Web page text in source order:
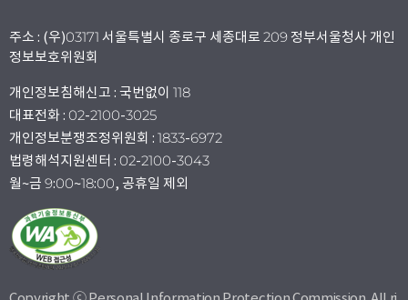
주소 : (우)03171 서울특별시 종로구 세종대로 209 정부서울청사 개인
정보보호위원회
개인정보침해신고 : 국번없이 118
대표전화 : 02-2100-3025
개인정보분쟁조정위원회 : 1833-6972
법령해석지원센터 : 02-2100-3043
월~금 9:00~18:00, 공휴일 제외